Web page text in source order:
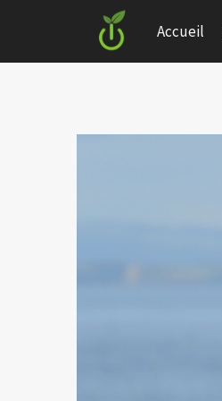
content
Accueil